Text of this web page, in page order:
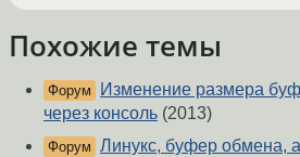
Похожие темы
Форум
Изменение размера
через консоль (2013)
Форум Линукс, буфер обмена,